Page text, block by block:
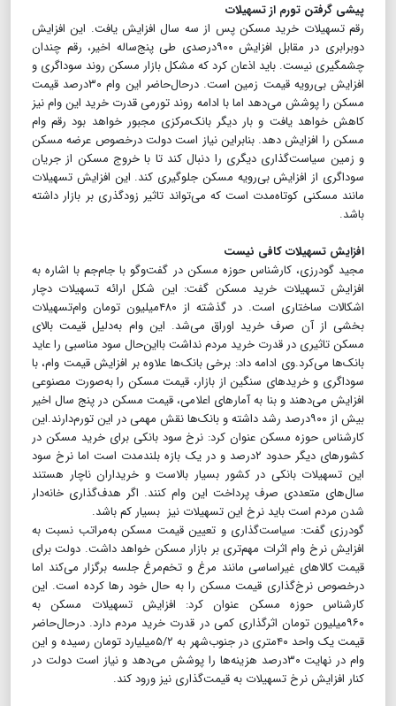
پیشی‌ گرفتن تورم از تسهیلات
رقم تسهیلات خرید مسکن پس از سه سال افزایش یافت. این افزایش
دوبرابری در مقابل افزایش ۹۰۰درصدی طی پنج‌ساله اخیر، رقم چندان
چشمگیری نیست. باید اذعان کرد که مشکل بازار مسکن روند سوداگری و
افزایش بی‌رویه قیمت زمین است. درحال‌حاضر این وام ۳۰درصد قیمت
مسکن را پوشش می‌دهد اما با ادامه روند تورمی قدرت خرید این وام نیز
کاهش خواهد یافت و بار دیگر بانک‌مرکزی مجبور خواهد بود رقم وام
مسکن را افزایش دهد. بنابراین نیاز است دولت درخصوص عرضه مسکن
و زمین سیاست‌گذاری دیگری را دنبال کند تا با خروج مسکن از جریان
سوداگری از افزایش بی‌رویه مسکن جلوگیری کند. این افزایش تسهیلات
مانند مسکنی کوتاه‌مدت است که می‌تواند تاثیر زودگذری بر بازار داشته
باشد.
افزایش تسهیلات کافی نیست
مجید گودرزی، کارشناس حوزه مسکن در گفت‌وگو با جام‌جم با اشاره به
افزایش تسهیلات خرید مسکن گفت: این شکل ارائه تسهیلات دچار
اشکالات ساختاری است. در گذشته از ۴۸۰میلیون تومان وام‌تسهیلات
بخشی از آن صرف خرید اوراق می‌شد. این وام به‌دلیل قیمت بالای
مسکن تاثیری در قدرت خرید مردم نداشت بااین‌حال سود مناسبی را عاید
بانک‌ها می‌کرد.وی ادامه داد: برخی بانک‌ها علاوه بر افزایش قیمت وام، با
سوداگری و خریدهای سنگین از بازار، قیمت مسکن را به‌صورت مصنوعی
افزایش می‌دهند و بنا به آمارهای اعلامی، قیمت مسکن در پنج سال اخیر
بیش از ۹۰۰درصد رشد داشته و بانک‌ها نقش مهمی در این تورم‌دارند.این
کارشناس حوزه مسکن عنوان کرد: نرخ سود بانکی برای خرید مسکن در
کشورهای دیگر حدود ۲‌درصد و در یک بازه بلندمدت است اما نرخ سود
این تسهیلات بانکی در کشور بسیار بالاست و خریداران ناچار هستند
سال‌های متعددی صرف پرداخت این وام کنند. اگر هدف‌گذاری خانه‌دار
شدن مردم است باید نرخ این تسهیلات نیز بسیار کم باشد.
گودرزی گفت: سیاست‌گذاری و تعیین قیمت مسکن به‌مراتب نسبت به
افزایش نرخ وام اثرات مهم‌تری بر بازار مسکن خواهد داشت. دولت برای
قیمت کالاهای غیراساسی مانند مرغ و تخم‌مرغ جلسه برگزار می‌کند اما
درخصوص نرخ‌گذاری قیمت مسکن را به حال خود رها کرده است. این
کارشناس حوزه مسکن عنوان کرد: افزایش تسهیلات مسکن به
۹۶۰میلیون تومان اثرگذاری کمی در قدرت خرید مردم دارد. درحال‌حاضر
قیمت یک واحد ۴۰‌متری در جنوب‌شهر به ۵/۲میلیارد تومان رسیده و این
وام در نهایت ۳۰‌درصد هزینه‌ها را پوشش می‌دهد و نیاز است دولت در
کنار افزایش نرخ تسهیلات به قیمت‌گذاری نیز ورود کند.